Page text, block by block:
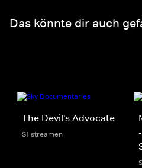
Das könnte dir auch
The Devil's Advocate
S1 streamen